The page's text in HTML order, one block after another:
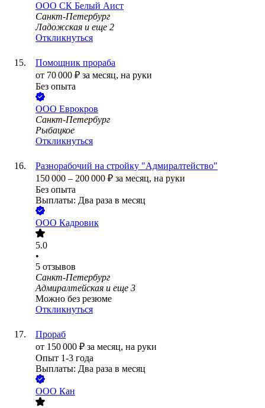
ООО СК Белый Аист
Санкт-Петербург
Ладожская и еще 2
Откликнуться
Помощник прораба
от 70 000 ₽ за месяц, на руки
Без опыта
ООО Еврокров
Санкт-Петербург
Рыбацкое
Откликнуться
Разнорабочий на стройку "Адмиралтейство"
150 000 – 200 000 ₽ за месяц, на руки
Без опыта
Выплаты: Два раза в месяц
ООО Кадровик
5.0
•
5 отзывов
Санкт-Петербург
Адмиралтейская и еще 3
Можно без резюме
Откликнуться
Прораб
от 150 000 ₽ за месяц, на руки
Опыт 1-3 года
Выплаты: Два раза в месяц
ООО Кан